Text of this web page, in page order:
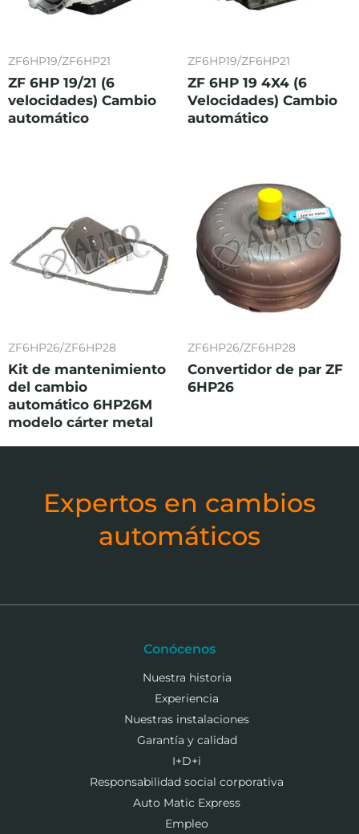
ZF6HP19/ZF6HP21
ZF 6HP 19/21 (6
velocidades) Cambio
automático
ZF6HP19/ZF6HP21
ZF 6HP 19 4X4 (6
Velocidades) Cambio
automático
ZF6HP26/ZF6HP28
Kit de mantenimiento
del cambio
automático 6HP26M
modelo cárter metal
ZF6HP26/ZF6HP28
Convertidor de par ZF
6HP26
Expertos en cambios
automáticos
Conócenos
Nuestra historia
Experiencia
Nuestras instalaciones
Garantía y calidad
I+D+i
Responsabilidad social corporativa
Auto Matic Express
Empleo